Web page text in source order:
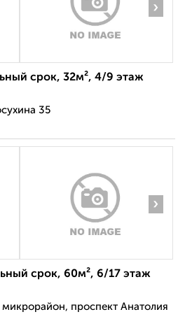
›
срок, 32м², 4/9 этаж
35
›
срок, 60м², 6/17 этаж
проспект Анатолия